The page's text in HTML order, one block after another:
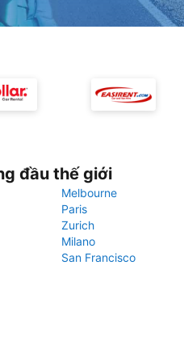
đầu thế giới
Melbourne
Paris
Zurich
Milano
San Francisco